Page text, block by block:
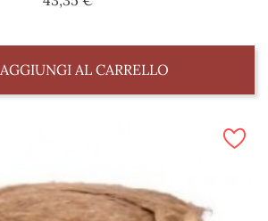
AGGIUNGI AL CARRELLO